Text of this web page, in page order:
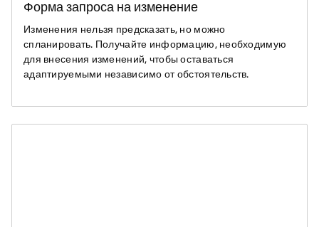
Форма запроса на изменение
Изменения нельзя предсказать, но можно
спланировать. Получайте информацию, необходимую
для внесения изменений, чтобы оставаться
адаптируемыми независимо от обстоятельств.